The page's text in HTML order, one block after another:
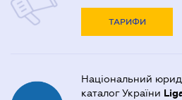
ТАРИФИ
Національний
каталог України